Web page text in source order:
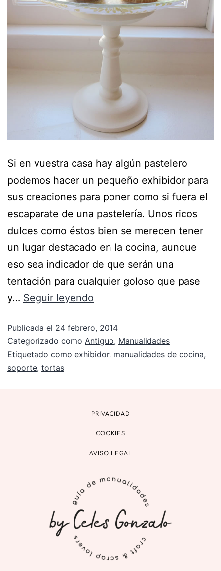
Si en vuestra casa hay algún pastelero
podemos hacer un pequeño exhibidor para
sus creaciones para poner como si fuera el
escaparate de una pastelería. Unos ricos
dulces como éstos bien se merecen tener
un lugar destacado en la cocina, aunque
eso sea indicador de que serán una
tentación para cualquier goloso que pase
y… Seguir leyendo
Publicada el 24 febrero, 2014
Categorizado como Antiguo, Manualidades
Etiquetado como exhibidor, manualidades de cocina,
soporte, tortas
PRIVACIDAD
COOKIES
AVISO LEGAL